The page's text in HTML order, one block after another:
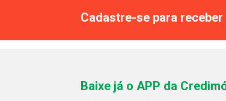
Cadastre-se para
Baixe já o APP da